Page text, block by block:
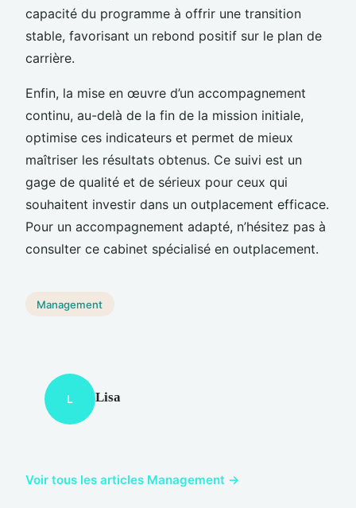
capacité du programme à offrir une transition
stable, favorisant un rebond positif sur le plan de
carrière.
Enfin, la mise en œuvre d’un accompagnement
continu, au-delà de la fin de la mission initiale,
optimise ces indicateurs et permet de mieux
maîtriser les résultats obtenus. Ce suivi est un
gage de qualité et de sérieux pour ceux qui
souhaitent investir dans un outplacement efficace.
Pour un accompagnement adapté, n’hésitez pas à
consulter ce cabinet spécialisé en outplacement.
Management
L Lisa
Voir tous les articles Management →